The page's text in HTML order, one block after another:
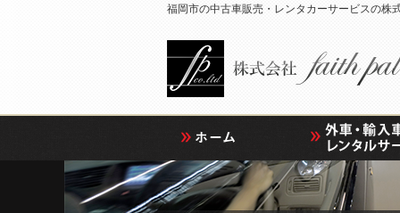
福岡市の中古車販売・レンタカーサービスの株